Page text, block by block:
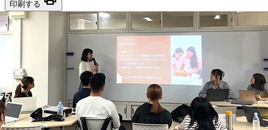
印刷する